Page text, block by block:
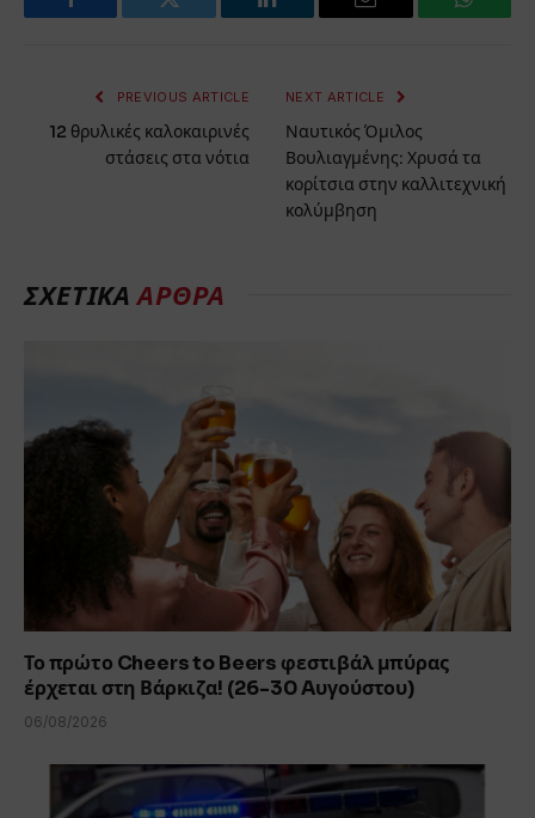
Facebook Twitter LinkedIn Email
PREVIOUS ARTICLE
12 θρυλικές καλοκαιρινές
στάσεις στα νότια
NEXT ARTICLE
Ναυτικός Όμιλος
Βουλιαγμένης: Χρυσά τα
κορίτσια στην καλλιτεχνική
κολύμβηση
ΣΧΕΤΙΚΆΆΡΘΡΑ
Το πρώτο Cheers to Beers φεστιβάλ μπύρας
έρχεται στη Βάρκιζα! (26-30 Aυγούστου)
06/08/2026